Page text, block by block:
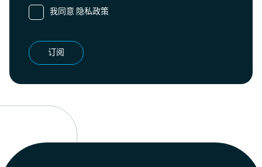
我同意 隐私政策
订阅